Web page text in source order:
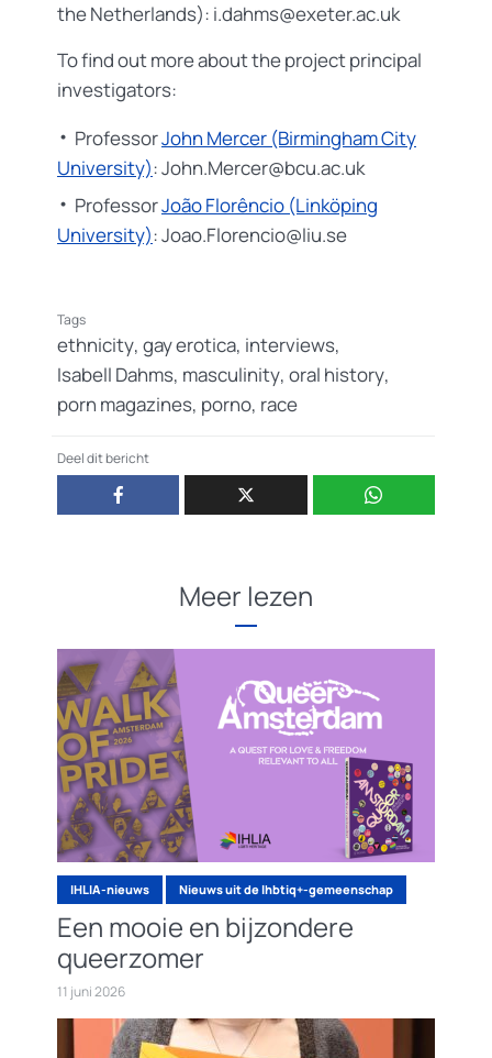
the Netherlands): i.dahms@exeter.ac.uk
To find out more about the project principal
investigators:
ProfessorJohn Mercer (Birmingham City
University): John.Mercer@bcu.ac.uk
ProfessorJoão Florêncio (Linköping
University): Joao.Florencio@liu.se
Tags
ethnicity, gay erotica, interviews,
Isabell Dahms, masculinity, oral history,
porn magazines, porno, race
Deel dit bericht
Meer lezen
IHLIA-nieuws Nieuws uit de lhbtiq+-gemeenschap
Een mooie en bijzondere
queerzomer
11 juni 2026